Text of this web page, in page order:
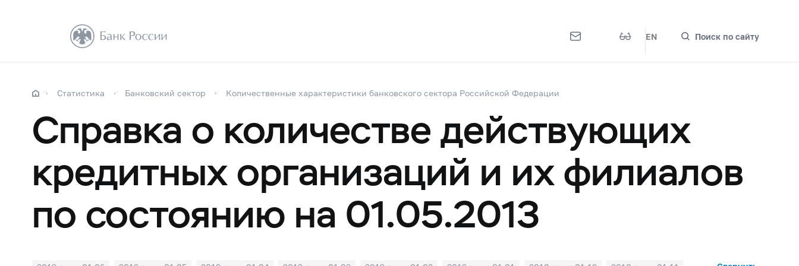
EN Поиск по сайту
Статистика Банковский сектор Количественные характеристики банковского сектора Российской Федерации
Справка о количестве действующих
кредитных организаций и их филиалов
по состоянию на 01.05.2013